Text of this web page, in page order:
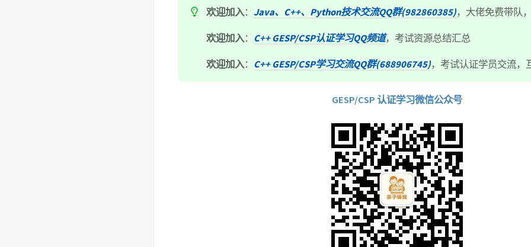
欢迎加入 ： Java、C++、Python技术交流QQ群(982860385)，大佬免费带队
欢迎加入 ： C++ GESP/CSP认证学习QQ频道，考试资源总结汇总
欢迎加入 ： C++ GESP/CSP学习交流QQ群(688906745)，考试认证学员交流，
GESP/CSP 认证学习微信公众号